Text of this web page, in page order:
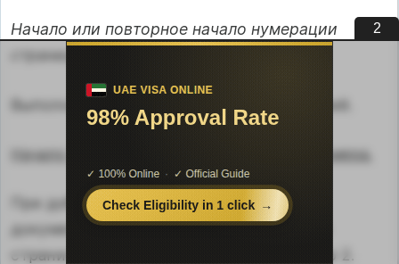
Начало или повторное начало нумерации
страниц
Выполните любое из следующих действий.
Начало нумерации страниц с другого номера.
При добавлении титульной страницы в
документ с нумерацией страниц вторая
страница автоматически получает номер 2.
1